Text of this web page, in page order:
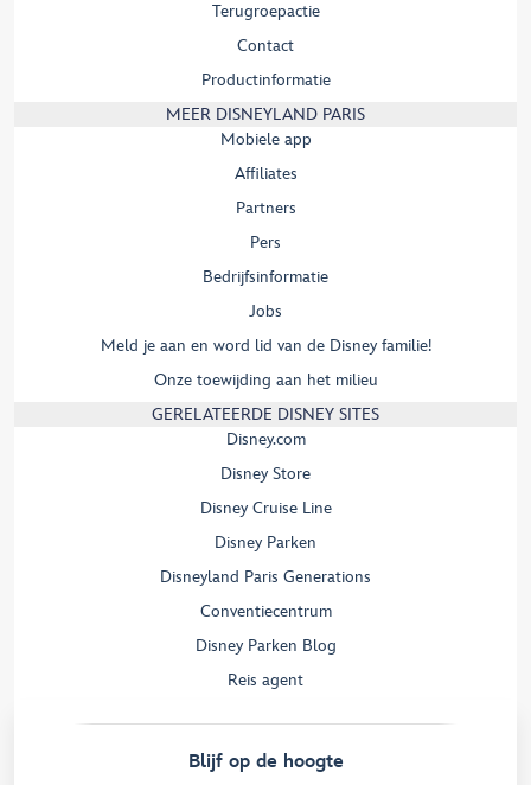
Terugroepactie
Contact
Productinformatie
MEER DISNEYLAND PARIS
Mobiele app
Affiliates
Partners
Pers
Bedrijfsinformatie
Jobs
Meld je aan en word lid van de Disney familie!
Onze toewijding aan het milieu
GERELATEERDE DISNEY SITES
Disney.com
Disney Store
Disney Cruise Line
Disney Parken
Disneyland Paris Generations
Conventiecentrum
Disney Parken Blog
Reis agent
Blijf op de hoogte